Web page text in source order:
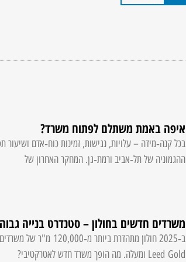
איפה באמת משתלם לפתוח משרד?
בכל קנה‑מידה – עלויות, נגישות, זמינות כוח‑אדם
ההגמוניה של תל‑אביב ורמת‑גן. המחקר האחרון של
משרדים חדשים בחולון – סטנדרט בנייה גבוה
ב‑2025 חולון מתהדרת
Leed Gold ומעלה. מה הופך משרד חדש לאטרקטיבי?